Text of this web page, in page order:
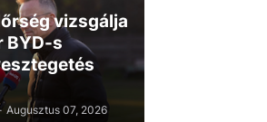
vizsgálja
BYD-s
Augusztus 07, 2026